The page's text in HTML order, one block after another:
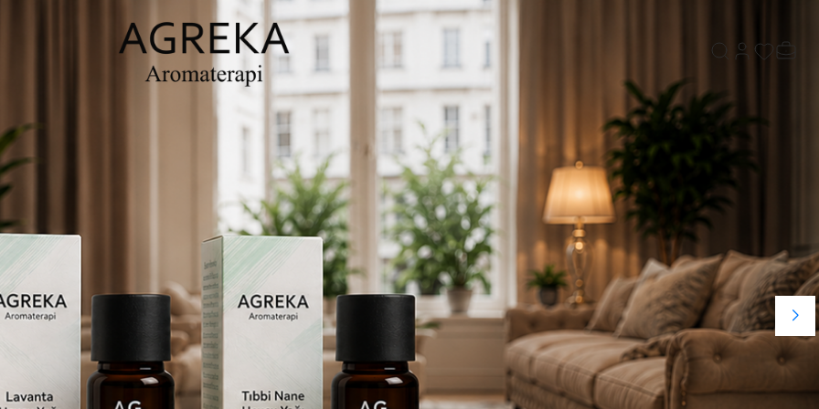
Hesabım
Favorilerim